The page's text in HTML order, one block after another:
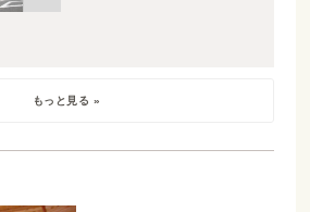
もっと見る »